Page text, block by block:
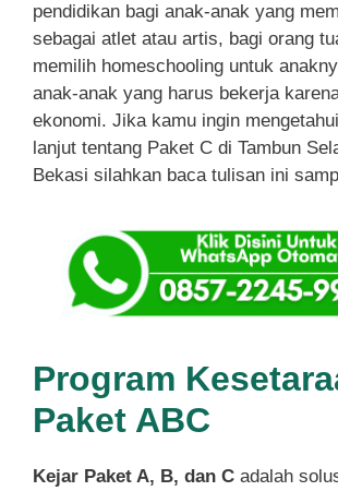
pendidikan bagi anak-anak yang
sebagai atlet atau artis, bagi orang
memilih homeschooling untuk
anak-anak yang harus bekerja
ekonomi. Jika kamu ingin
lanjut tentang Paket C di Tambun
Bekasi silahkan baca tulisan ini
Program
Paket ABC
Kejar Paket A, B, dan C adalah